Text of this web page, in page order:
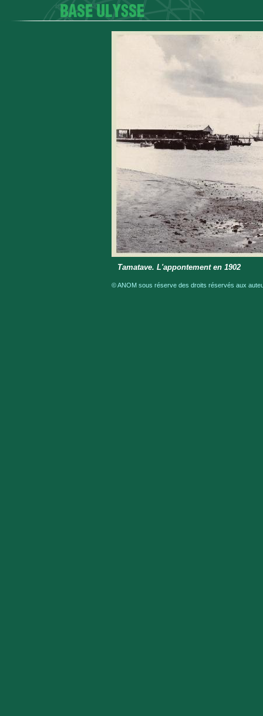
Tamatave. L'appontement en 1902
© ANOM sous réserve des droits réservés aux